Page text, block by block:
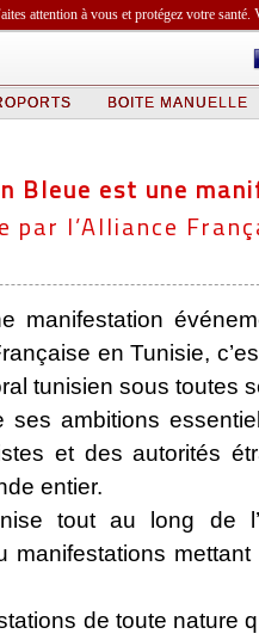
attention à vous et protégez votre
BOITE MANUELLE
Bleue est une
par l’Alliance
manifestation
en Tunisie,
tunisien sous toutes
ses ambitions
et des autorités
entier.
tout au long de
manifestations
de toute nature